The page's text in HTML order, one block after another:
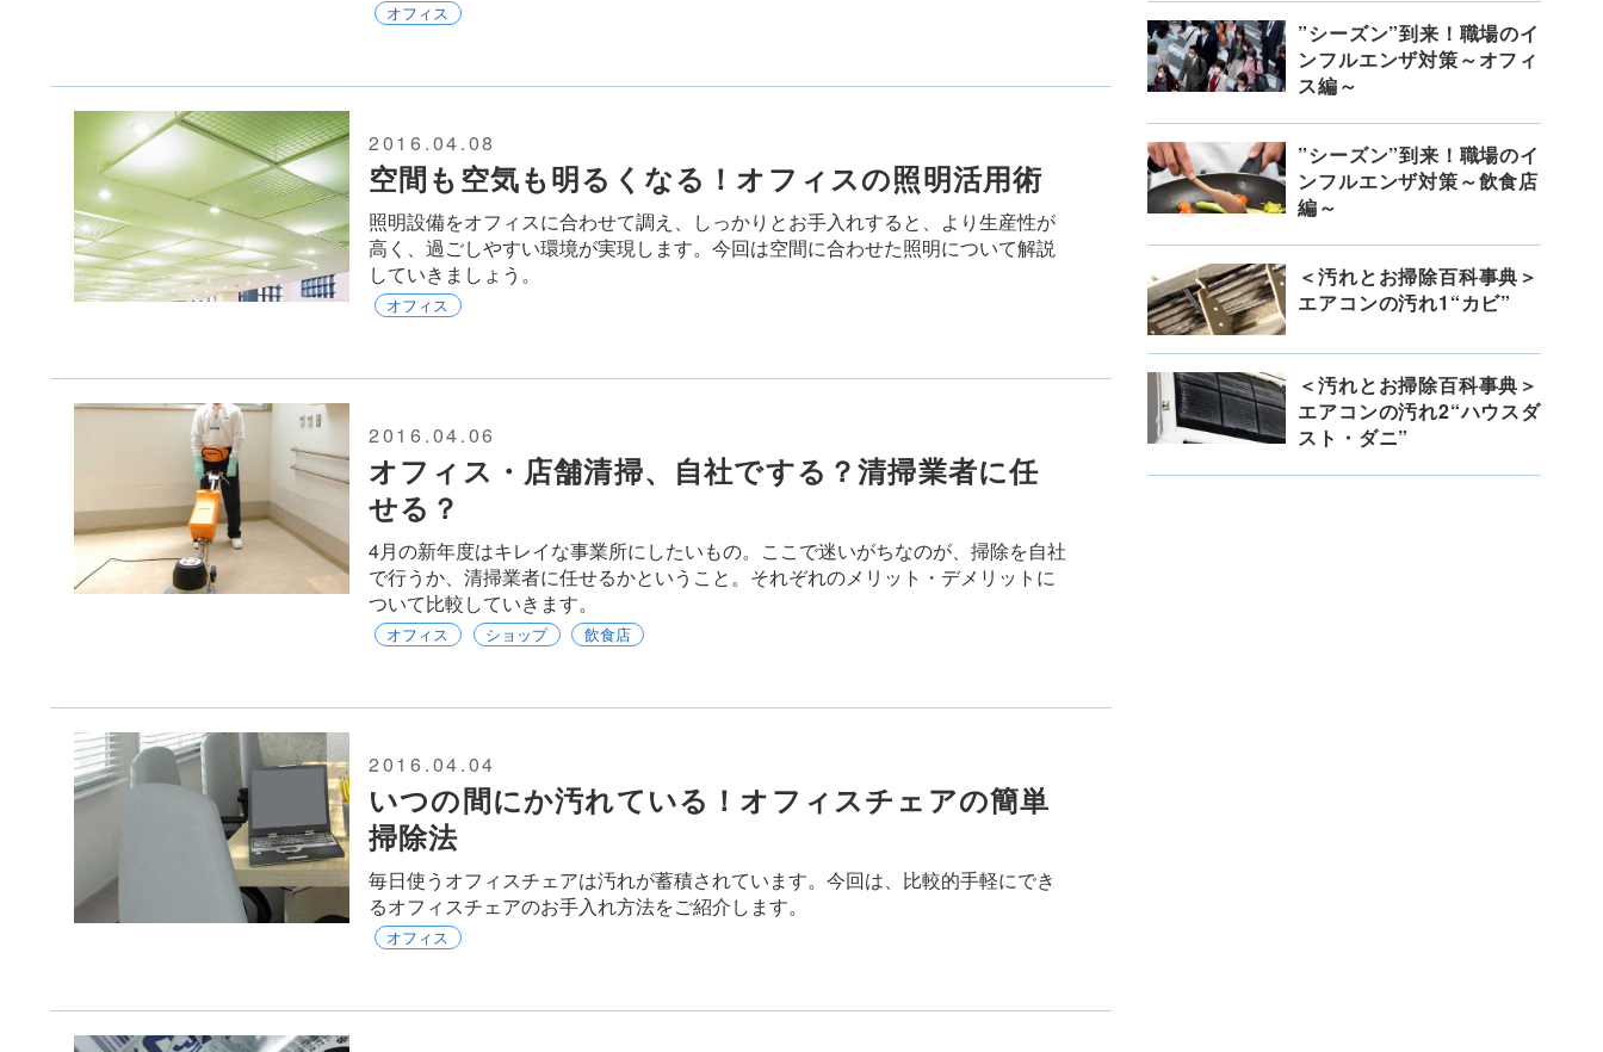
オフィス
2016.04.08
空間も空気も明るくなる！オフィスの照明活用術
照明設備をオフィスに合わせて調え、しっかりとお手入れすると、より生産性が
高く、過ごしやすい環境が実現します。今回は空間に合わせた照明について解説
していきましょう。
オフィス
2016.04.06
オフィス・店舗清掃、自社でする？清掃業者に任
せる？
4月の新年度はキレイな事業所にしたいもの。ここで迷いがちなのが、掃除を自社
で行うか、清掃業者に任せるかということ。それぞれのメリット・デメリットに
ついて比較していきます。
オフィス ショップ 飲食店
2016.04.04
いつの間にか汚れている！オフィスチェアの簡単
掃除法
毎日使うオフィスチェアは汚れが蓄積されています。今回は、比較的手軽にでき
るオフィスチェアのお手入れ方法をご紹介します。
オフィス
”シーズン”到来！職場のイ
ンフルエンザ対策～オフィ
ス編～
”シーズン”到来！職場のイ
ンフルエンザ対策～飲食店
編～
＜汚れとお掃除百科事典＞
エアコンの汚れ1“カビ”
＜汚れとお掃除百科事典＞
エアコンの汚れ2“ハウスダ
スト・ダニ”